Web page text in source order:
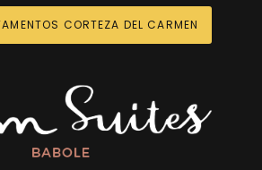
CORTEZA DEL CARMEN